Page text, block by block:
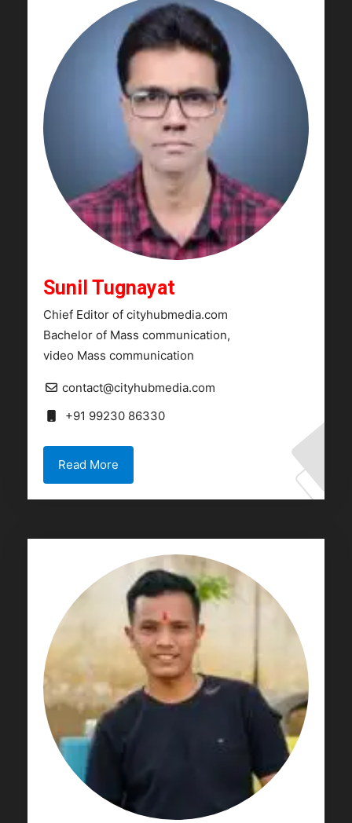
Sunil Tugnayat
Chief Editor of cityhubmedia.com
Bachelor of Mass communication,
video Mass communication
contact@cityhubmedia.com
+91 99230 86330
Read More